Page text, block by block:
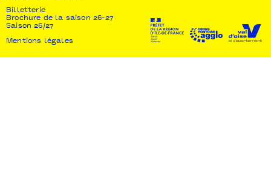
Billetterie
Brochure de la saison 26-27
Saison 26/27
Mentions légales